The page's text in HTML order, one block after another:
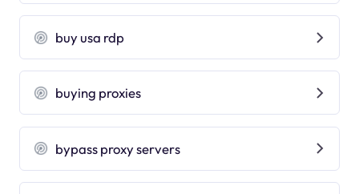
buy usa rdp
buying proxies
bypass proxy servers